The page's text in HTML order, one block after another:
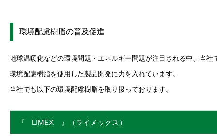
環境配慮樹脂の普及促進
地球温暖化などの環境問題・エネルギー問題が注目される中、当社
環境配慮樹脂を使用した製品開発に力を入れています。
当社でも以下の環境配慮樹脂を取り扱っております。
『 LIMEX 』（ライメックス）